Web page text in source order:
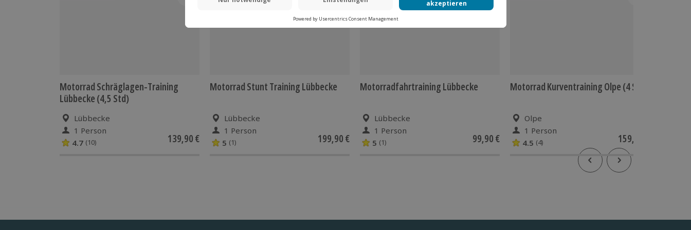
Motorrad Schräglagen-Training
Lübbecke (4,5 Std)
Lübbecke
1 Person
4.7 (10) 139,90 €
Motorrad Stunt Training Lübbecke
Lübbecke
1 Person
5 (1) 199,90 €
Motorradfahrtraining Lübbecke
Lübbecke
1 Person
5 (1) 99,90 €
Motorrad Kurventraining Olpe (4 Std.)
Olpe
1 Person
4.5 (4) 159,90 €